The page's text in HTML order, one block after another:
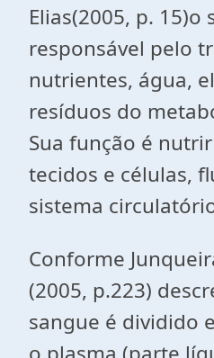
Elias(2005, p. 15)o
responsável pelo
nutrientes, água,
resíduos do
Sua função é
tecidos e células,
sistema
Conforme
(2005, p.223)
sangue é dividido